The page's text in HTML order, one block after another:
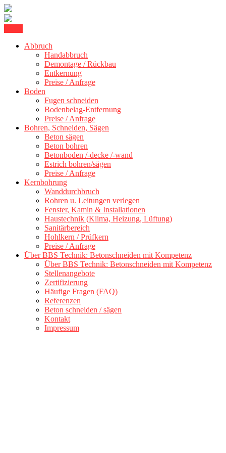
content
BBS Technik GmbH
Abbruch
Handabbruch
Demontage / Rückbau
Entkernung
Preise / Anfrage
Boden
Fugen schneiden
Bodenbelag-Entfernung
Preise / Anfrage
Bohren, Schneiden, Sägen
Beton sägen
Beton bohren
Betonboden /-decke /-wand
Estrich bohren/sägen
Preise / Anfrage
Kernbohrung
Wanddurchbruch
Rohren u. Leitungen verlegen
Fenster, Kamin & Installationen
Haustechnik (Klima, Heizung, Lüftung)
Sanitärbereich
Hohlkern / Prüfkern
Preise / Anfrage
Über BBS Technik: Betonschneiden mit Kompetenz
Über BBS Technik: Betonschneiden mit Kompetenz
Stellenangebote
Zertifizierung
Häufige Fragen (FAQ)
Referenzen
Beton schneiden / sägen
Kontakt
Impressum